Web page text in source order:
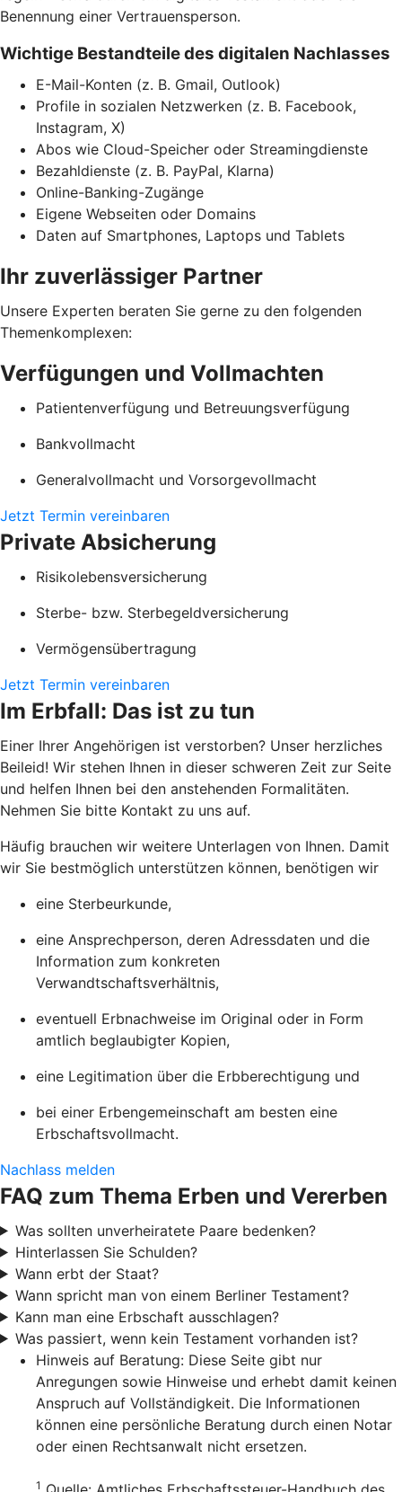
Benennung einer Vertrauensperson.
Wichtige Bestandteile des digitalen Nachlasses
E-Mail-Konten (z. B. Gmail, Outlook)
Profile in sozialen Netzwerken (z. B. Facebook,
Instagram, X)
Abos wie Cloud-Speicher oder Streamingdienste
Bezahldienste (z. B. PayPal, Klarna)
Online-Banking-Zugänge
Eigene Webseiten oder Domains
Daten auf Smartphones, Laptops und Tablets
Ihr zuverlässiger Partner
Unsere Experten beraten Sie gerne zu den folgenden
Themenkomplexen:
Verfügungen und Vollmachten
Patientenverfügung und Betreuungsverfügung
Bankvollmacht
Generalvollmacht und Vorsorgevollmacht
Jetzt Termin vereinbaren
Private Absicherung
Risikolebensversicherung
Sterbe- bzw. Sterbegeldversicherung
Vermögensübertragung
Jetzt Termin vereinbaren
Im Erbfall: Das ist zu tun
Einer Ihrer Angehörigen ist verstorben? Unser herzliches
Beileid! Wir stehen Ihnen in dieser schweren Zeit zur Seite
und helfen Ihnen bei den anstehenden Formalitäten.
Nehmen Sie bitte Kontakt zu uns auf.
Häufig brauchen wir weitere Unterlagen von Ihnen. Damit
wir Sie bestmöglich unterstützen können, benötigen wir
eine Sterbeurkunde,
eine Ansprechperson, deren Adressdaten und die
Information zum konkreten
Verwandtschaftsverhältnis,
eventuell Erbnachweise im Original oder in Form
amtlich beglaubigter Kopien,
eine Legitimation über die Erbberechtigung und
bei einer Erbengemeinschaft am besten eine
Erbschaftsvollmacht.
Nachlass melden
FAQ zum Thema Erben und Vererben
Was sollten unverheiratete Paare bedenken?
Hinterlassen Sie Schulden?
Wann erbt der Staat?
Wann spricht man von einem Berliner Testament?
Kann man eine Erbschaft ausschlagen?
Was passiert, wenn kein Testament vorhanden ist?
Hinweis auf Beratung: Diese Seite gibt nur
Anregungen sowie Hinweise und erhebt damit keinen
Anspruch auf Vollständigkeit. Die Informationen
können eine persönliche Beratung durch einen Notar
oder einen Rechtsanwalt nicht ersetzen.
1